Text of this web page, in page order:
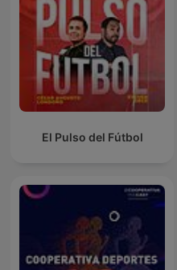
El Pulso del Fútbol